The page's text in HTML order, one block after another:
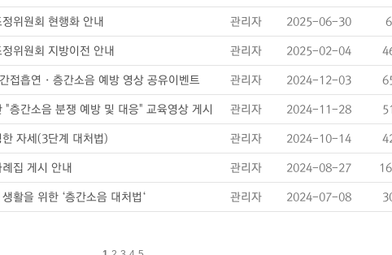
위원회 현행화 안내 관리자 2025-06-30
위원회 지방이전 안내 관리자 2025-02-04
접흡연 · 층간소음 예방 영상 공유이벤트 관리자 2024-12-03
"층간소음 분쟁 예방 및 대응" 교육영상 게시 관리자 2024-11-28
자세(3단계 대처법) 관리자 2024-10-14
집 게시 안내 관리자 2024-08-27
활을 위한 ‘층간소음 대처법‘ 관리자 2024-07-08